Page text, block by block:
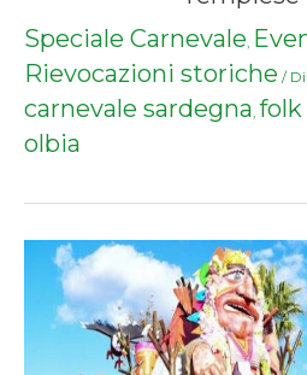
Speciale Carnevale
Rievocazioni storiche / Di
carnevale sardegna folk
olbia